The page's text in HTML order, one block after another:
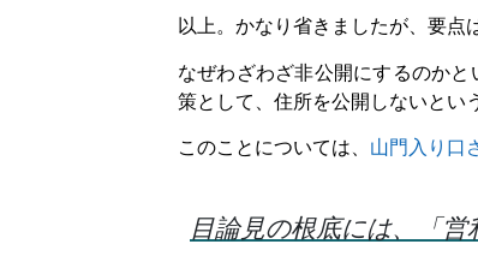
以上。かなり省きましたが、要点
なぜわざわざ非公開にするのか
策として、住所を公開しないとい
このことについては、 山門入り口
目論見の根底には、「営